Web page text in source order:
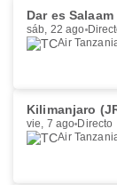
Dar es Salaam
sáb, 22 ago
Air
Kilimanjaro
vie, 7 ago Directo
Air